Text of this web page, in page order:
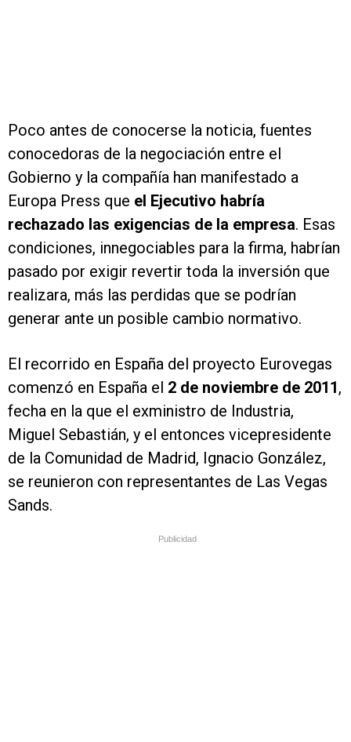
Poco antes de conocerse la noticia, fuentes
conocedoras de la negociación entre el
Gobierno y la compañía han manifestado a
Europa Press que el Ejecutivo habría
rechazado las exigencias de la empresa. Esas
condiciones, innegociables para la firma, habrían
pasado por exigir revertir toda la inversión que
realizara, más las perdidas que se podrían
generar ante un posible cambio normativo.
El recorrido en España del proyecto Eurovegas
comenzó en España el 2 de noviembre de 2011,
fecha en la que el exministro de Industria,
Miguel Sebastián, y el entonces vicepresidente
de la Comunidad de Madrid, Ignacio González,
se reunieron con representantes de Las Vegas
Sands.
Publicidad